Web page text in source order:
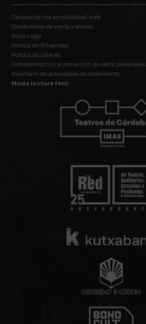
Declaración de accesibilidad web
Condiciones de venta y acceso
Aviso Legal
Política de Privacidad
Política de cookies
Compromiso con la protección de datos personales
Inventario de actividades de tratamiento
Modo lectura fácil